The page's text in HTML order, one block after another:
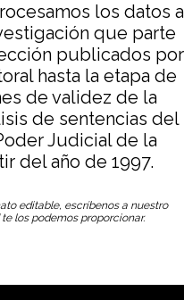
los datos a
que parte
publicados por
hasta la etapa de
de validez de la
de sentencias del
Judicial de la
del año de 1997.
editable, escríbenos a nuestro
los podemos proporcionar.